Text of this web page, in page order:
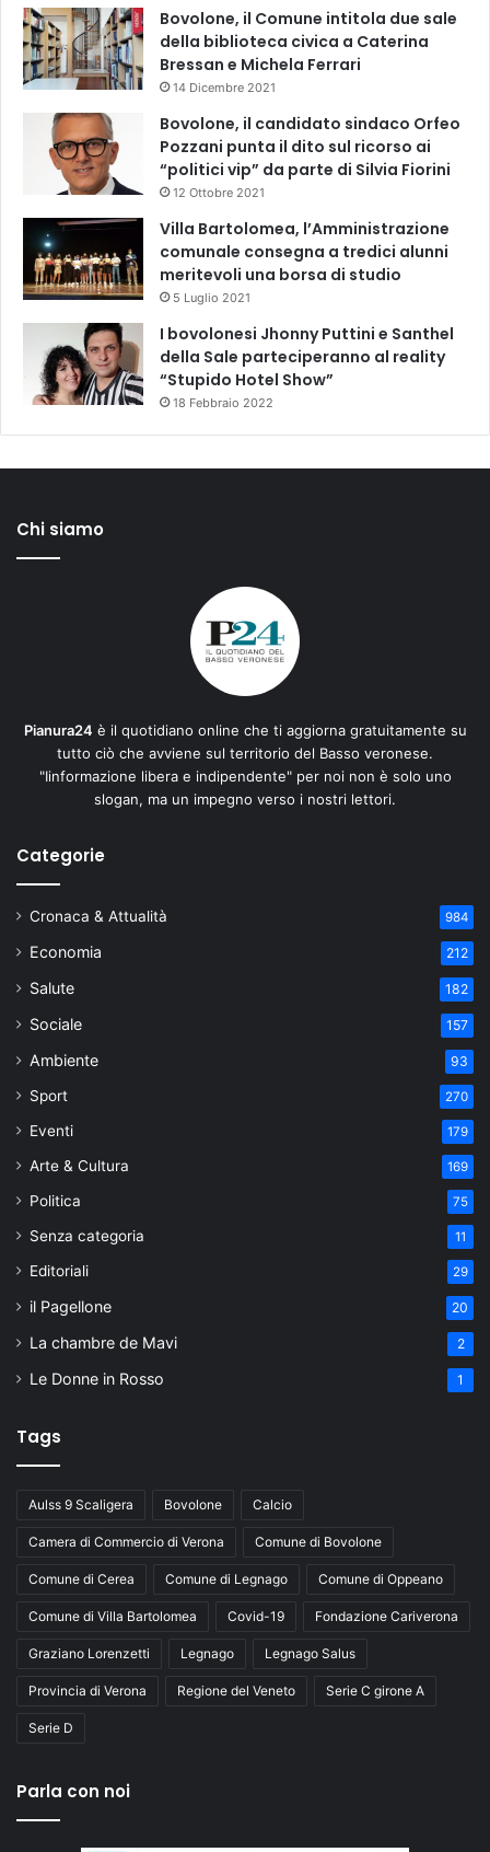
Bovolone, il Comune intitola due sale
della biblioteca civica a Caterina
Bressan e Michela Ferrari
14 Dicembre 2021
Bovolone, il candidato sindaco Orfeo
Pozzani punta il dito sul ricorso ai
“politici vip” da parte di Silvia Fiorini
12 Ottobre 2021
Villa Bartolomea, l’Amministrazione
comunale consegna a tredici alunni
meritevoli una borsa di studio
5 Luglio 2021
I bovolonesi Jhonny Puttini e Santhel
della Sale parteciperanno al reality
“Stupido Hotel Show”
18 Febbraio 2022
Chi siamo
Pianura24 è il quotidiano online che ti aggiorna gratuitamente su
tutto ciò che avviene sul territorio del Basso veronese.
"Iinformazione libera e indipendente" per noi non è solo uno
slogan, ma un impegno verso i nostri lettori.
Categorie
Cronaca & Attualità 984
Economia 212
Salute 182
Sociale 157
Ambiente 93
Sport 270
Eventi 179
Arte & Cultura 169
Politica 75
Senza categoria 11
Editoriali 29
il Pagellone 20
La chambre de Mavi 2
Le Donne in Rosso 1
Tags
Aulss 9 Scaligera Bovolone Calcio
Camera di Commercio di Verona Comune di Bovolone
Comune di Cerea Comune di Legnago Comune di Oppeano
Comune di Villa Bartolomea Covid-19 Fondazione Cariverona
Graziano Lorenzetti Legnago Legnago Salus
Provincia di Verona Regione del Veneto Serie C girone A
Serie D
Parla con noi